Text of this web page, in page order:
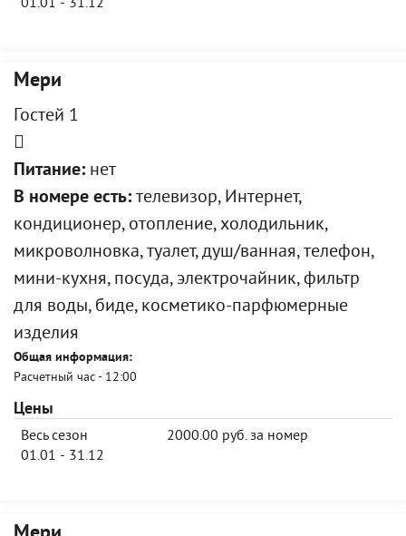
01.01 - 31.12
Мери
Гостей 1
Питание: нет
В номере есть: телевизор, Интернет,
кондиционер, отопление, холодильник,
микроволновка, туалет, душ/ванная, телефон,
мини-кухня, посуда, электрочайник, фильтр
для воды, биде, косметико-парфюмерные
изделия
Общая информация:
Расчетный час - 12:00
Цены
Весь сезон
01.01 - 31.12
2000.00 руб. за номер